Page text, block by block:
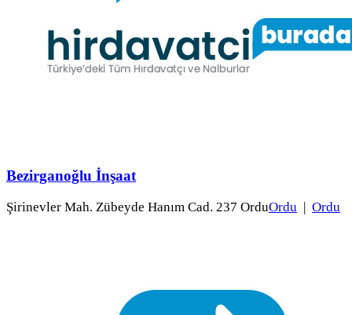
Bezirganoğlu İnşaat
Şirinevler Mah. Zübeyde Hanım Cad. 237 OrduOrdu | Ordu